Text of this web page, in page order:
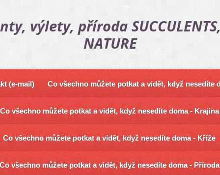
výlety, příroda
NATURE
(e-mail) Co všechno můžete potkat a vidět, když nesedíte
Co všechno můžete potkat a vidět, když nesedíte doma - Krajina
Co všechno můžete potkat a vidět, když nesedíte doma - Kříže
všechno můžete potkat a vidět, když nesedíte doma - Příroda